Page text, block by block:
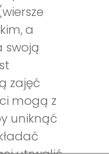
a
swoją
zajęć
mogą z
uniknąć